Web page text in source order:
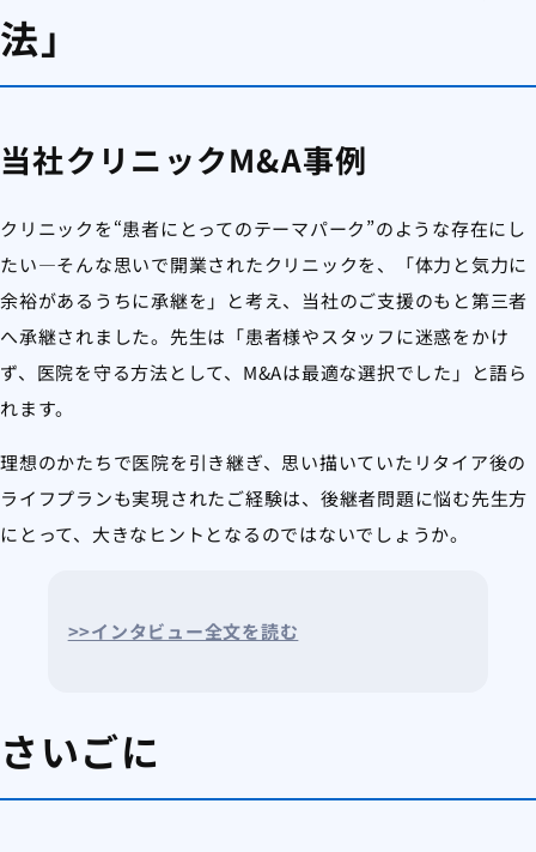
法」
当社クリニックM&A事例
クリニックを“患者にとってのテーマパーク”のような存在にし
たい―そんな思いで開業されたクリニックを、「体力と気力に
余裕があるうちに承継を」と考え、当社のご支援のもと第三者
へ承継されました。先生は「患者様やスタッフに迷惑をかけ
ず、医院を守る方法として、M&Aは最適な選択でした」と語ら
れます。
理想のかたちで医院を引き継ぎ、思い描いていたリタイア後の
ライフプランも実現されたご経験は、後継者問題に悩む先生方
にとって、大きなヒントとなるのではないでしょうか。
>>インタビュー全文を読む
さいごに